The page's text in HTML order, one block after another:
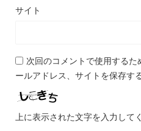
サイト
次回のコメントで使用する
ールアドレス、サイトを保存する
上に表示された文字を入力して